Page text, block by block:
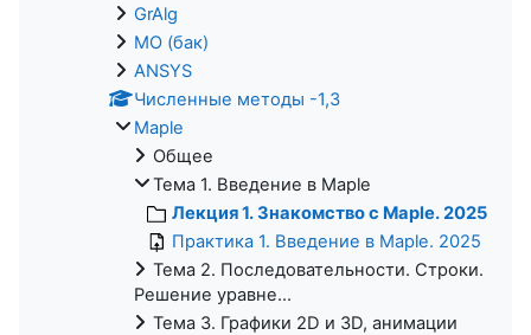
GrAlg
МО (бак)
ANSYS
Численные методы -1,3
Maple
Общее
Тема 1. Введение в Maple
Лекция 1. Знакомство с Maple. 2025
Практика 1. Введение в Maple. 2025
Тема 2. Последовательности. Строки.
Решение уравне...
Тема 3. Графики 2D и 3D, анимации